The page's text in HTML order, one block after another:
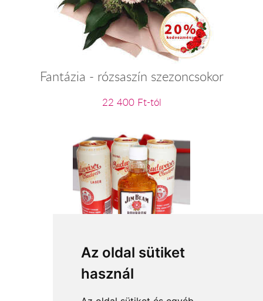
Az oldal sütiket
használ
Fantázia - rózsaszín szezoncsokor
22 400 Ft-tól
Puszi Apa – férfi ajándékcsomag
14 400 Ft-tól